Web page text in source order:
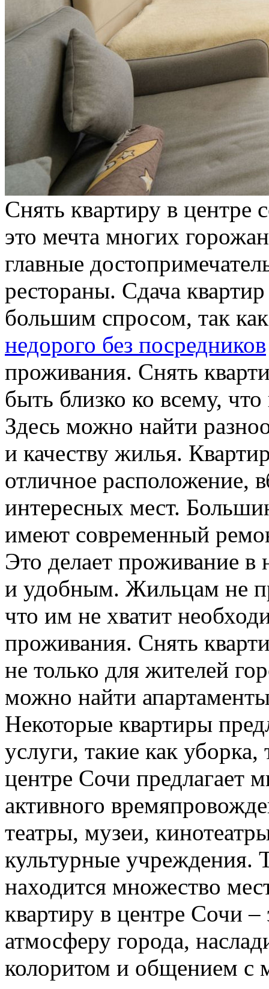
Снять квaртиру в
это мечта многих
главные
рестораны. Сдача
большим спросом, так
недорого без посредников
проживания. Снять
быть близко ко всему,
Здесь можно найти
и качеству жилья.
отличное расположение,
интересных мест.
имеют современный
Это делает проживание
и удобным. Жильцам не
что им не хватит
проживания. Снять
не только для жителей
можно найти
Некоторые квартиры
услуги, такие как
центре Сочи предлагает
активного
театры, музеи,
культурные учреждения.
находится множество
квартиру в центре Сочи –
атмосферу города,
колоритом и общением с